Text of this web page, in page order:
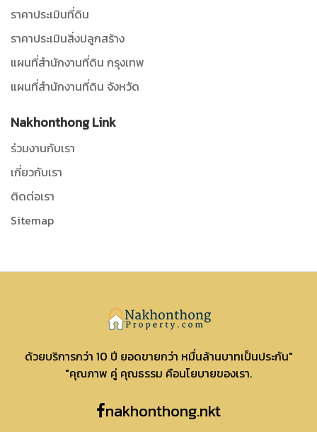
ราคาประเมินที่ดิน
ราคาประเมินสิ่งปลูกสร้าง
แผนที่สำนักงานที่ดิน กรุงเทพ
แผนที่สำนักงานที่ดิน จังหวัด
Nakhonthong Link
ร่วมงานกับเรา
เกี่ยวกับเรา
ติดต่อเรา
Sitemap
Nakhonthong
ด้วยบริการกว่า 10 ปี ยอดขายกว่า หมื่นล้านบาทเป็นประกัน"
"คุณภาพ คู่ คุณธรรม คือนโยบายของเรา.
nakhonthong.nkt